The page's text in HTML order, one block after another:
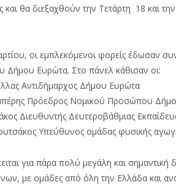
θα διεξαχθούν την Τετάρτη 18 και
οι εμπλεκόμενοι φορείς έδωσαν
Δήμου Ευρώτα. Στο πάνελ κάθισαν οι:
Αντιδήμαρχος Δήμου Ευρώτα
Πρόεδρος Νομικού Προσώπου
Διευθυντής Δευτεροβάθμιας
Υπεύθυνος ομάδας φυσικής
για πάρα πολύ μεγάλη και
με ομάδες από όλη την Ελλάδα και